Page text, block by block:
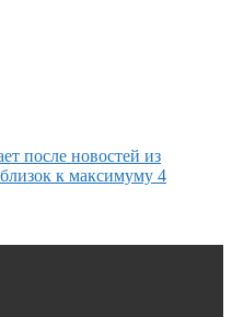
после новостей из
к максимуму 4